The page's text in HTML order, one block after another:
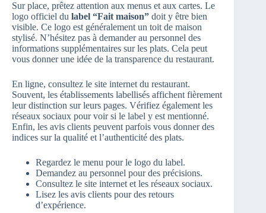
Sur place, prêtez attention aux menus et aux cartes. Le
logo officiel du label “Fait maison” doit y être bien
visible. Ce logo est généralement un toit de maison
stylisé. N’hésitez pas à demander au personnel des
informations supplémentaires sur les plats. Cela peut
vous donner une idée de la transparence du restaurant.
En ligne, consultez le site internet du restaurant.
Souvent, les établissements labellisés affichent fièrement
leur distinction sur leurs pages. Vérifiez également les
réseaux sociaux pour voir si le label y est mentionné.
Enfin, les avis clients peuvent parfois vous donner des
indices sur la qualité et l’authenticité des plats.
Regardez le menu pour le logo du label.
Demandez au personnel pour des précisions.
Consultez le site internet et les réseaux sociaux.
Lisez les avis clients pour des retours
d’expérience.